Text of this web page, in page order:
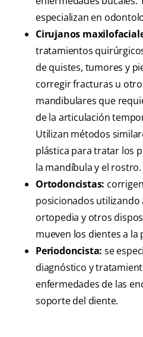
especializan en
Cirujanos
tratamientos
de quistes, tumores y
corregir fracturas u
mandibulares que
de la articulación
Utilizan métodos
plástica para tratar los
la mandíbula y el rostro.
Ortodoncistas:
posicionados utilizando
ortopedia y otros
mueven los dientes a la
Periodoncista: se
diagnóstico y
enfermedades de las
soporte del diente.